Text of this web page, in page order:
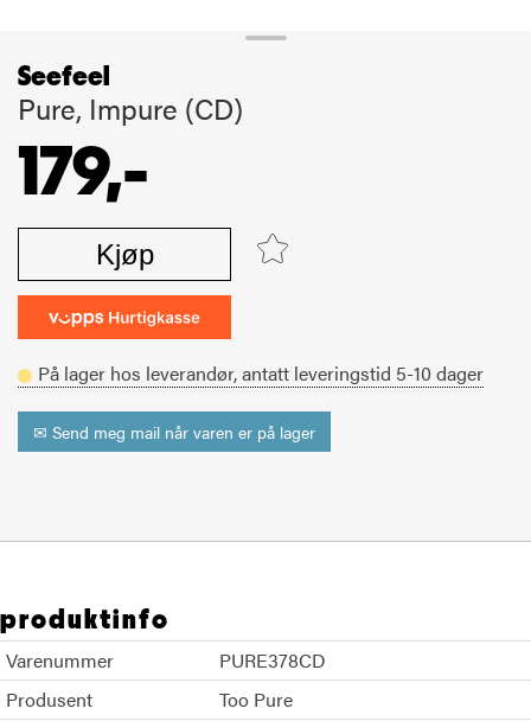
Seefeel
Pure, Impure (CD)
179,-
Kjøp
På lager hos leverandør,antatt leveringstid 5-10 dager
✉ Send meg mail når varen er på lager
produktinfo
Varenummer
PURE378CD
Produsent
Too Pure